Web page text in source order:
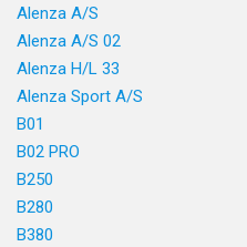
Alenza A/S
Alenza A/S 02
Alenza H/L 33
Alenza Sport A/S
B01
B02 PRO
B250
B280
B380